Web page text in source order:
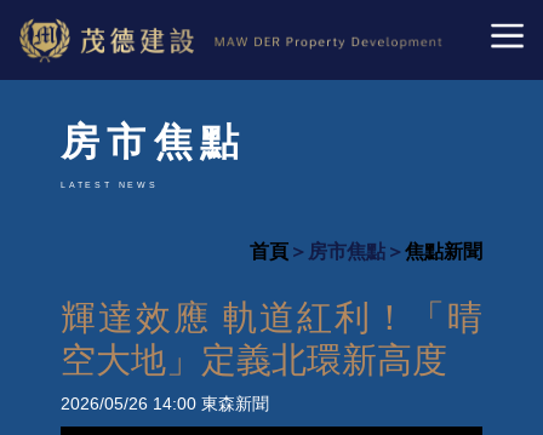
房市焦點
LATEST NEWS
首頁 ＞房市焦點＞焦點新聞
輝達效應 軌道紅利！「晴
空大地」定義北環新高度
2026/05/26 14:00 東森新聞